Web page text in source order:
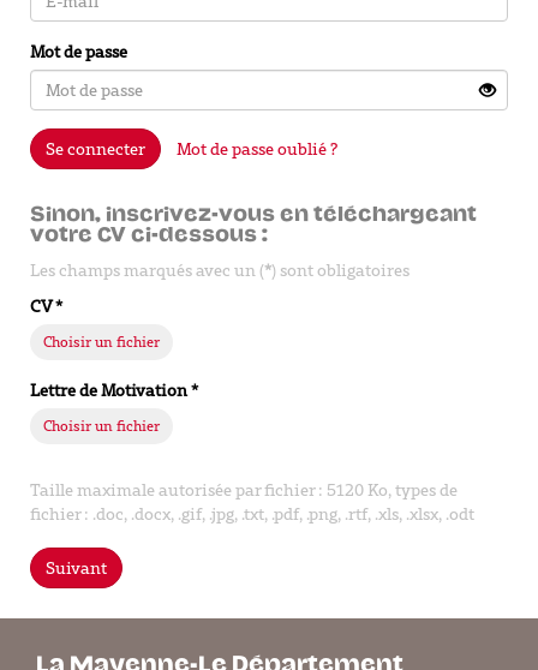
Mot de passe
Se connecter Mot de passe oublié ?
Sinon, inscrivez-vous en téléchargeant
votre CV ci-dessous :
Les champs marqués avec un (*) sont obligatoires
CV*
Choisir un fichier
Lettre de Motivation*
Choisir un fichier
Taille maximale autorisée par fichier : 5120 Ko, types de
fichier : .doc, .docx, .gif, .jpg, .txt, .pdf, .png, .rtf, .xls, .xlsx, .odt
Suivant
La Mayenne-Le Département